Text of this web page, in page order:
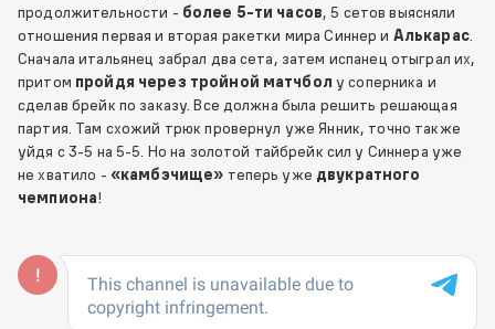
продолжительности - более 5-ти часов, 5 сетов выясняли
отношения первая и вторая ракетки мира Синнер и Алькарас.
Сначала итальянец забрал два сета, затем испанец отыграл их,
притом пройдя через тройной матчбол у соперника и
сделав брейк по заказу. Все должна была решить решающая
партия. Там схожий трюк провернул уже Янник, точно также
уйдя с 3-5 на 5-5. Но на золотой тайбрейк сил у Синнера уже
не хватило - «камбэчище» теперь уже двукратного
чемпиона!